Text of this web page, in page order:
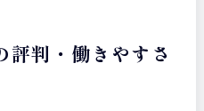
判・働きやすさ